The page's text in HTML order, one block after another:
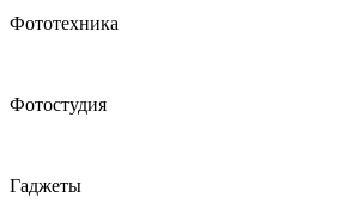
Фототехника
Фотостудия
Гаджеты